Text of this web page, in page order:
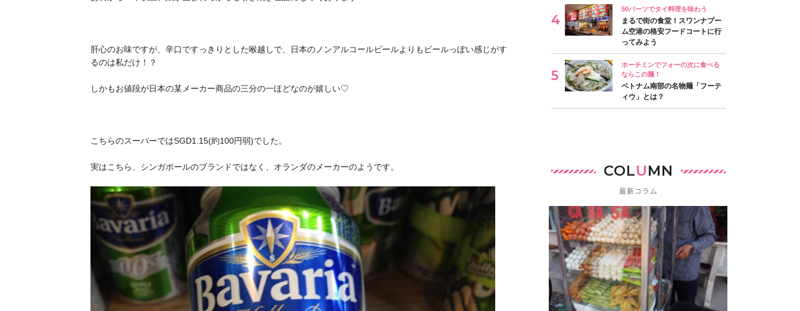
肝心のお味ですが、辛口ですっきりとした喉越しで、日本のノンアルコールビールよりもビールっぽい感じがす
るのは私だけ！？
しかもお値段が日本の某メーカー商品の三分の一ほどなのが嬉しい♡
こちらのスーパーではSGD1.15(約100円弱)でした。
実はこちら、シンガポールのブランドではなく、オランダのメーカーのようです。
50バーツでタイ料理を味わう
まるで街の食堂！スワンナプー
ム空港の格安フードコートに行
ってみよう
ホーチミンでフォーの次に食べる
ならこの麺！
ベトナム南部の名物麺「フーテ
ィウ」とは？
COLUMN
最新コラム